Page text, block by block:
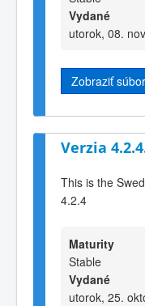
Vydané
utorok, 08.
Zobraziť
Verzia
This is the
4.2.4
Maturity
Stable
Vydané
utorok, 25.